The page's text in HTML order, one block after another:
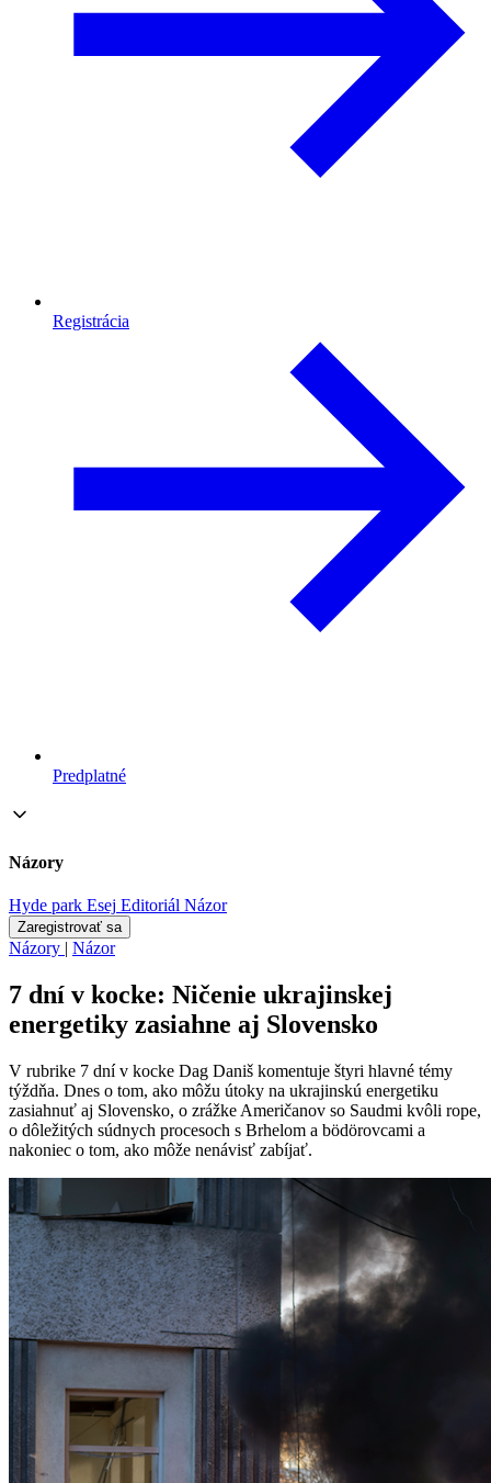
Registrácia
Predplatné
Názory
Hyde park Esej Editoriál Názor
Zaregistrovať sa
Názory | Názor
7 dní v kocke: Ničenie ukrajinskej
energetiky zasiahne aj Slovensko
V rubrike 7 dní v kocke Dag Daniš komentuje štyri hlavné témy
týždňa. Dnes o tom, ako môžu útoky na ukrajinskú energetiku
zasiahnuť aj Slovensko, o zrážke Američanov so Saudmi kvôli rope,
o dôležitých súdnych procesoch s Brhelom a bödörovcami a
nakoniec o tom, ako môže nenávisť zabíjať.